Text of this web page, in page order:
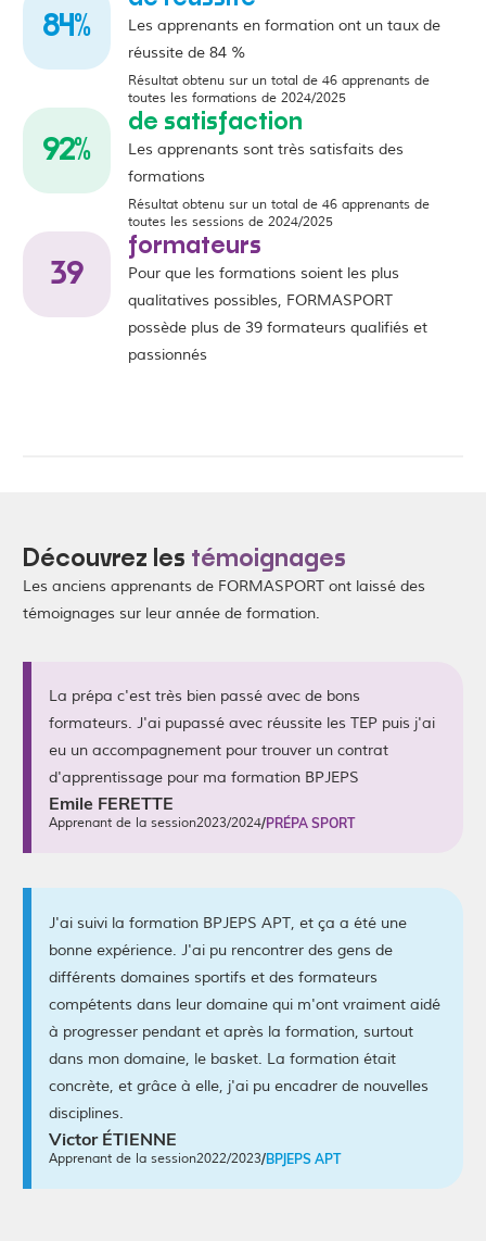
84‎%
Les apprenants en formation ont un taux de
réussite de 84 %
Résultat obtenu sur un total de 46 apprenants de
toutes les formations de 2024/2025
92‎%
de satisfaction
Les apprenants sont très satisfaits des
formations
Résultat obtenu sur un total de 46 apprenants de
toutes les sessions de 2024/2025
39
formateurs
Pour que les formations soient les plus
qualitatives possibles, FORMASPORT
possède plus de 39 formateurs qualifiés et
passionnés
Découvrez les témoignages
Les anciens apprenants de FORMASPORT ont laissé des
témoignages sur leur année de formation.
La prépa c'est très bien passé avec de bons
formateurs. J'ai pupassé avec réussite les TEP puis j'ai
eu un accompagnement pour trouver un contrat
d'apprentissage pour ma formation BPJEPS
Emile FERETTE
Apprenant de la session2023/2024/PRÉPA SPORT
J'ai suivi la formation BPJEPS APT, et ça a été une
bonne expérience. J'ai pu rencontrer des gens de
différents domaines sportifs et des formateurs
compétents dans leur domaine qui m'ont vraiment aidé
à progresser pendant et après la formation, surtout
dans mon domaine, le basket. La formation était
concrète, et grâce à elle, j'ai pu encadrer de nouvelles
disciplines.
Victor ÉTIENNE
Apprenant de la session2022/2023/BPJEPS APT